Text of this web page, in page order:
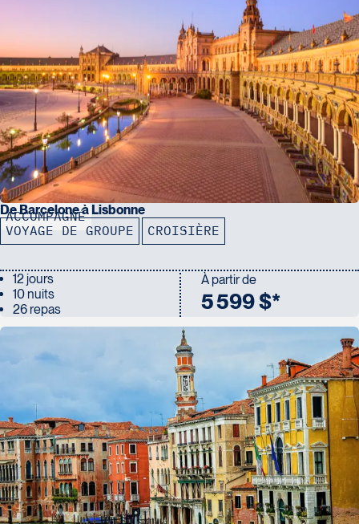
ACCOMPAGNÉ
De Barcelone à Lisbonne
VOYAGE DE GROUPE CROISIÈRE
12 jours
10 nuits
26 repas
À partir de
5 599 $*